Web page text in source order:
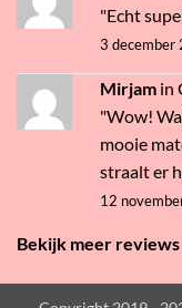
"Echt
3 december
Mirjam in
"Wow!
mooie
straalt er
12
Bekijk meer reviews